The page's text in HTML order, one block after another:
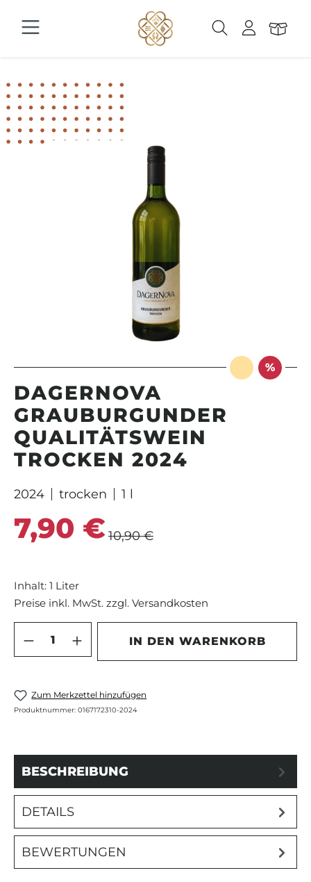
Zum Hauptinhalt springen
Bildergalerie überspringen
%
DAGERNOVA
GRAUBURGUNDER
QUALITÄTSWEIN
TROCKEN 2024
2024 trocken 1 l
Verkaufspreis:
7,90 € Regulärer Preis:
10,90 €
Inhalt: 1 Liter
Preise inkl. MwSt. zzgl. Versandkosten
Produkt Anzahl: Gib den
IN DEN WARENKORB
Zum Merkzettel hinzufügen
Produktnummer: 0167172310-2024
BESCHREIBUNG
DETAILS
BEWERTUNGEN